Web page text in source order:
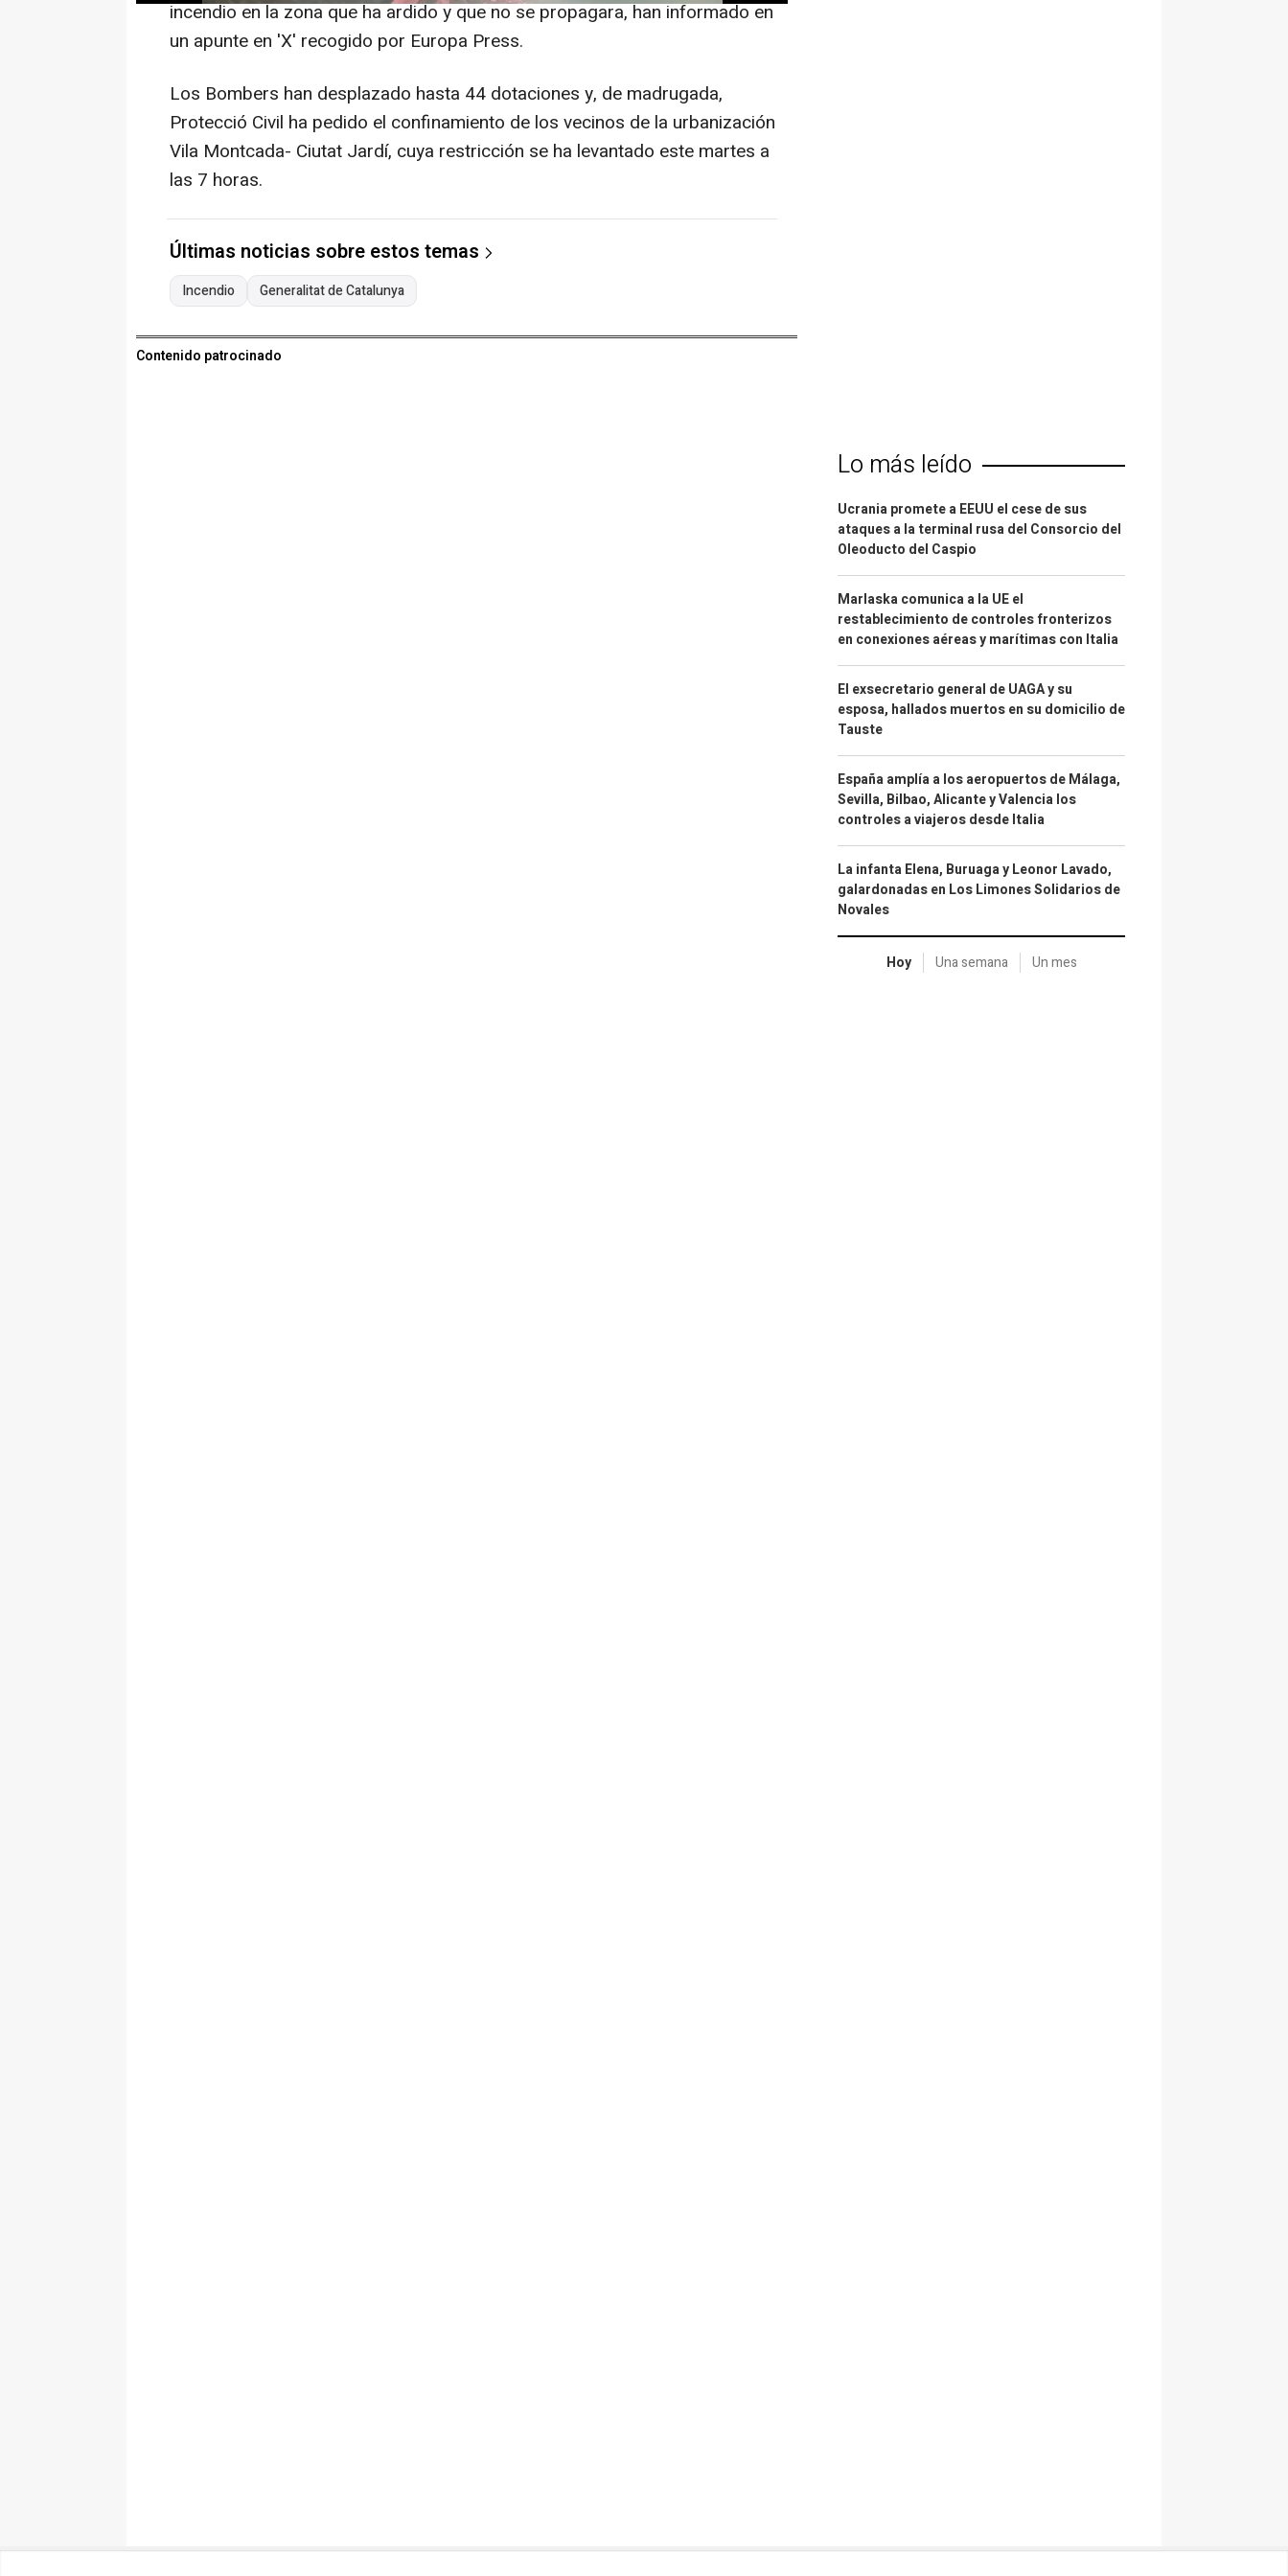
incendio en la zona que ha ardido y que no se propagara, han informado en
un apunte en 'X' recogido por Europa Press.
Los Bombers han desplazado hasta 44 dotaciones y, de madrugada,
Protecció Civil ha pedido el confinamiento de los vecinos de la urbanización
Vila Montcada- Ciutat Jardí, cuya restricción se ha levantado este martes a
las 7 horas.
Últimas noticias sobre estos temas
Incendio Generalitat de Catalunya
Contenido patrocinado
Lo más leído
Ucrania promete a EEUU el cese de sus
ataques a la terminal rusa del Consorcio del
Oleoducto del Caspio
Marlaska comunica a la UE el
restablecimiento de controles fronterizos
en conexiones aéreas y marítimas con Italia
El exsecretario general de UAGA y su
esposa, hallados muertos en su domicilio de
Tauste
España amplía a los aeropuertos de Málaga,
Sevilla, Bilbao, Alicante y Valencia los
controles a viajeros desde Italia
La infanta Elena, Buruaga y Leonor Lavado,
galardonadas en Los Limones Solidarios de
Novales
Hoy Una semana Un mes